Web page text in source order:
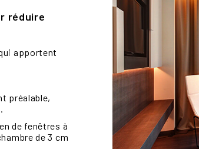
réduire
apportent
préalable,
de fenêtres à
de 3 cm